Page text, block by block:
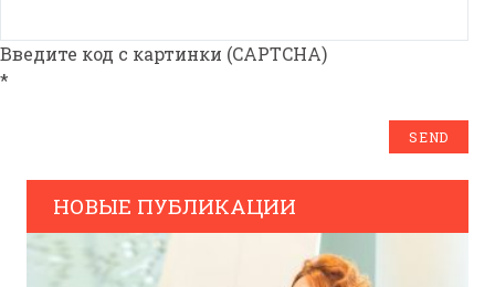
Введите код с картинки (CAPTCHA)
*
НОВЫЕ ПУБЛИКАЦИИ